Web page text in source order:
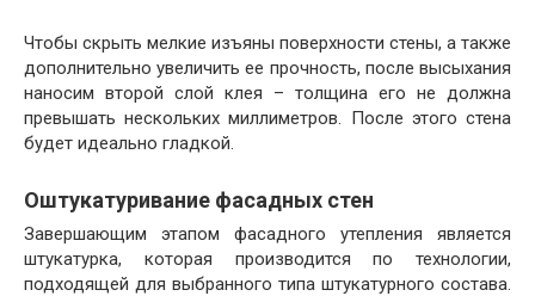
Чтобы скрыть мелкие изъяны поверхности стены, а также
дополнительно увеличить ее прочность, после высыхания
наносим второй слой клея – толщина его не должна
превышать нескольких миллиметров. После этого стена
будет идеально гладкой.
Оштукатуривание фасадных стен
Завершающим этапом фасадного утепления является
штукатурка, которая производится по технологии,
подходящей для выбранного типа штукатурного состава.